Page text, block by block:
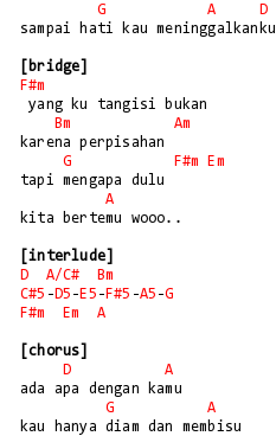
G
A
D
sampai hati kau meninggalkanku
[bridge]
F#m
yang ku tangisi bukan
Bm
Am
karena perpisahan
G
F#m
Em
tapi mengapa dulu
A
kita bertemu wooo..
[interlude]
D
A/C#
Bm
C#5 - D5 - E5 - F#5 -A5 -G
F#m
Em A
[chorus]
D
A
ada apa dengan kamu
G
A
kau hanya diam dan membisu